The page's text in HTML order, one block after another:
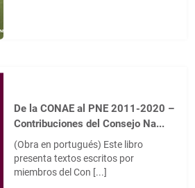
De la CONAE al PNE 2011-2020 –
Contribuciones del Consejo Na...
(Obra en portugués) Este libro
presenta textos escritos por
miembros del Con [...]